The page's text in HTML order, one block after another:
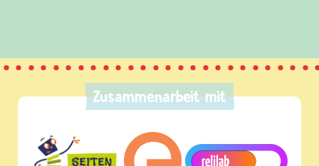
Zusammenarbeit mit